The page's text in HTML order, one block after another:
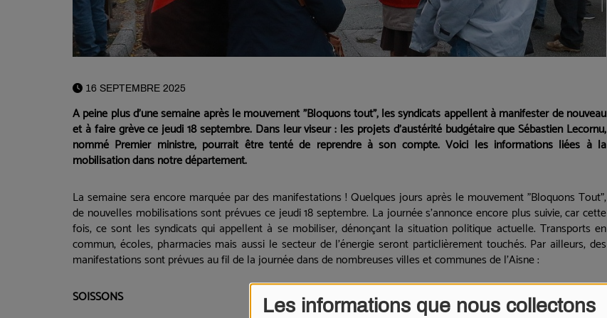
Les informations que nous collectons
16 SEPTEMBRE 2025
A peine plus d'une semaine après le mouvement "Bloquons tout", les syndicats appellent à manifester de nouveau
et à faire grève ce jeudi 18 septembre. Dans leur viseur : les projets d'austérité budgétaire que Sébastien Lecornu,
nommé Premier ministre, pourrait être tenté de reprendre à son compte. Voici les informations liées à la
mobilisation dans notre département.
La semaine sera encore marquée par des manifestations ! Quelques jours après le mouvement "Bloquons Tout",
de nouvelles mobilisations sont prévues ce jeudi 18 septembre. La journée s’annonce encore plus suivie, car cette
fois, ce sont les syndicats qui appellent à se mobiliser, dénonçant la situation politique actuelle. Transports en
commun, écoles, pharmacies mais aussi le secteur de l'énergie seront particlièrement touchés. Par ailleurs, des
manifestations sont prévues au fil de la journée dans de nombreuses villes et communes de l'Aisne :
SOISSONS